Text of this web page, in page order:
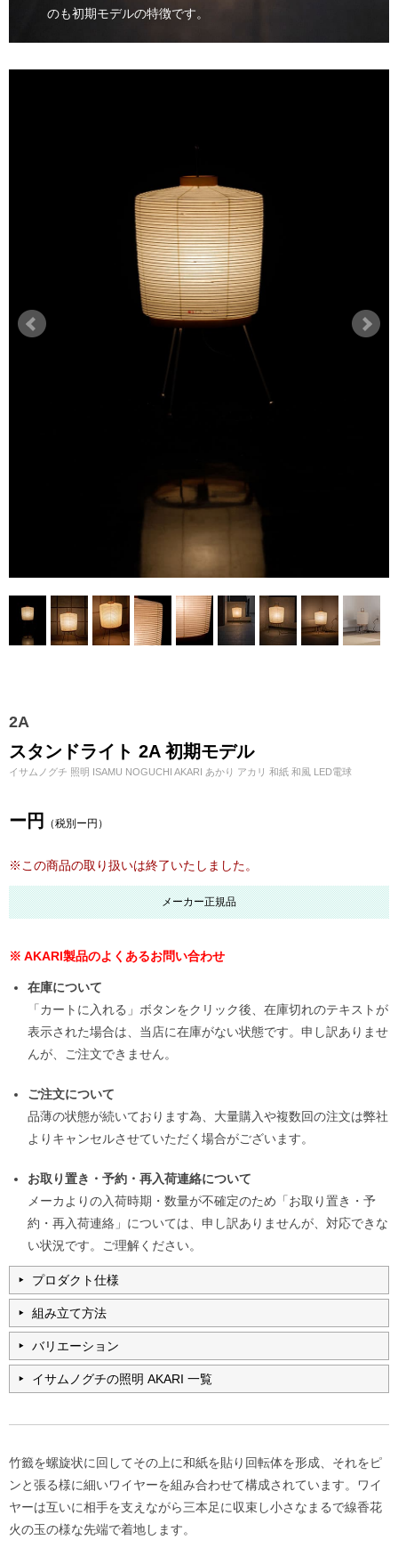
のも初期モデルの特徴です。
2A
スタンドライト 2A 初期モデル
イサムノグチ 照明 ISAMU NOGUCHI AKARI あかり アカリ 和紙 和風 LED電球
ー円 （税別ー円）
※この商品の取り扱いは終了いたしました。
メーカー正規品
※ AKARI製品のよくあるお問い合わせ
在庫について
「カートに入れる」ボタンをクリック後、在庫切れのテキストが
表示された場合は、当店に在庫がない状態です。申し訳ありませ
んが、ご注文できません。
ご注文について
品薄の状態が続いております為、大量購入や複数回の注文は弊社
よりキャンセルさせていただく場合がございます。
お取り置き・予約・再入荷連絡について
メーカよりの入荷時期・数量が不確定のため「お取り置き・予
約・再入荷連絡」については、申し訳ありませんが、対応できな
い状況です。ご理解ください。
プロダクト仕様
組み立て方法
バリエーション
イサムノグチの照明 AKARI 一覧
竹籤を螺旋状に回してその上に和紙を貼り回転体を形成、それをピ
ンと張る様に細いワイヤーを組み合わせて構成されています。ワイ
ヤーは互いに相手を支えながら三本足に収束し小さなまるで線香花
火の玉の様な先端で着地します。